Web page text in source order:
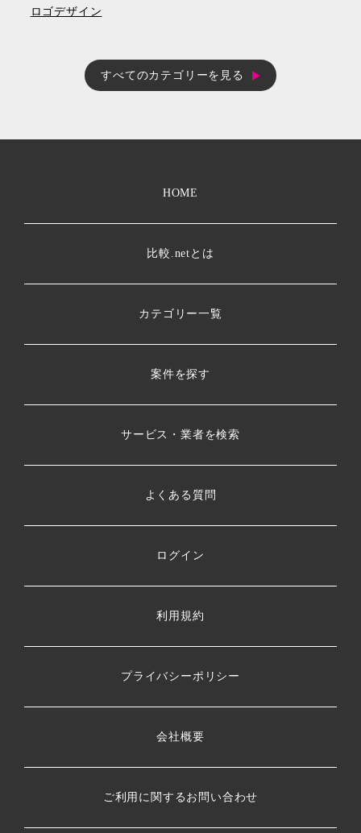
ロゴデザイン
すべてのカテゴリーを見る
HOME
比較.netとは
カテゴリー一覧
案件を探す
サービス・業者を検索
よくある質問
ログイン
利用規約
プライバシーポリシー
会社概要
ご利用に関するお問い合わせ